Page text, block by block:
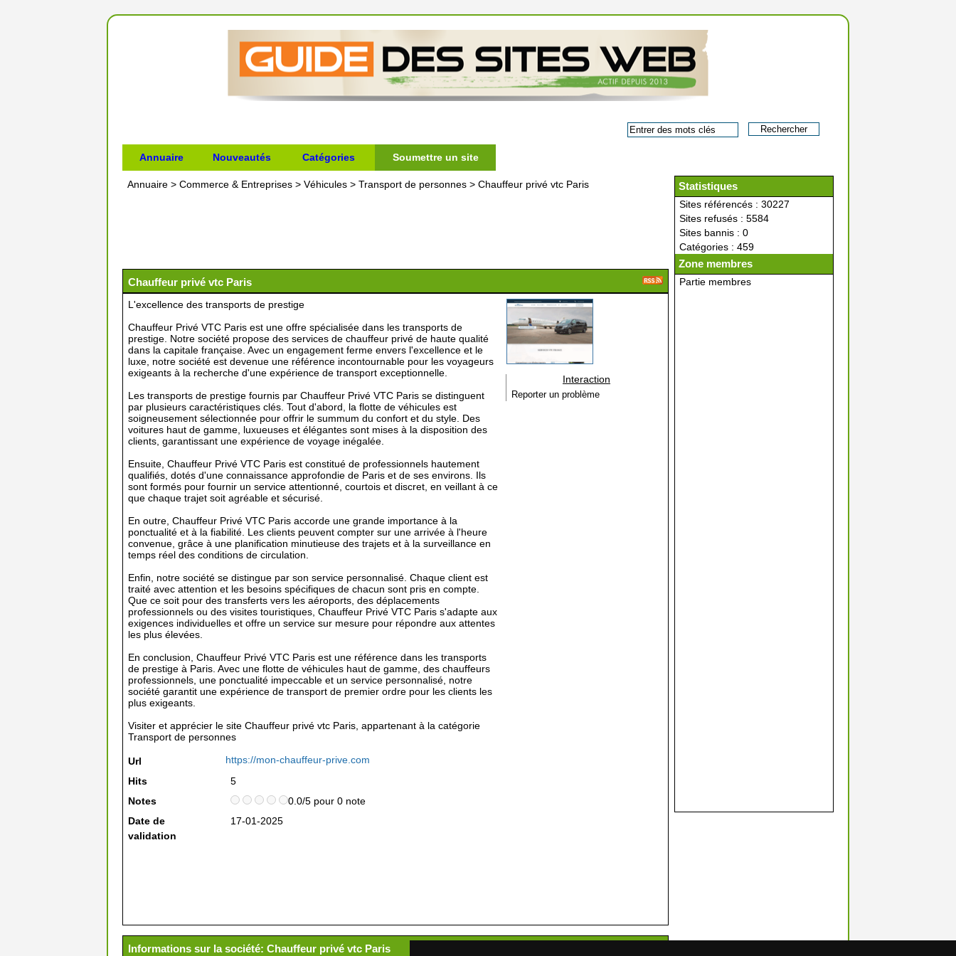
Annuaire Nouveautés Catégories Soumettre un site
Statistiques
Sites référencés : 30227
Sites refusés : 5584
Sites bannis : 0
Catégories : 459
Zone membres
Partie membres
Annuaire > Commerce & Entreprises > Véhicules > Transport de personnes > Chauffeur privé vtc Paris
Chauffeur privé vtc Paris
L'excellence des transports de prestige
Chauffeur Privé VTC Paris est une offre spécialisée dans les transports de
prestige. Notre société propose des services de chauffeur privé de haute qualité
dans la capitale française. Avec un engagement ferme envers l'excellence et le
luxe, notre société est devenue une référence incontournable pour les voyageurs
exigeants à la recherche d'une expérience de transport exceptionnelle.
Les transports de prestige fournis par Chauffeur Privé VTC Paris se distinguent
par plusieurs caractéristiques clés. Tout d'abord, la flotte de véhicules est
soigneusement sélectionnée pour offrir le summum du confort et du style. Des
voitures haut de gamme, luxueuses et élégantes sont mises à la disposition des
clients, garantissant une expérience de voyage inégalée.
Ensuite, Chauffeur Privé VTC Paris est constitué de professionnels hautement
qualifiés, dotés d'une connaissance approfondie de Paris et de ses environs. Ils
sont formés pour fournir un service attentionné, courtois et discret, en veillant à ce
que chaque trajet soit agréable et sécurisé.
En outre, Chauffeur Privé VTC Paris accorde une grande importance à la
ponctualité et à la fiabilité. Les clients peuvent compter sur une arrivée à l'heure
convenue, grâce à une planification minutieuse des trajets et à la surveillance en
temps réel des conditions de circulation.
Enfin, notre société se distingue par son service personnalisé. Chaque client est
traité avec attention et les besoins spécifiques de chacun sont pris en compte.
Que ce soit pour des transferts vers les aéroports, des déplacements
professionnels ou des visites touristiques, Chauffeur Privé VTC Paris s'adapte aux
exigences individuelles et offre un service sur mesure pour répondre aux attentes
les plus élevées.
En conclusion, Chauffeur Privé VTC Paris est une référence dans les transports
de prestige à Paris. Avec une flotte de véhicules haut de gamme, des chauffeurs
professionnels, une ponctualité impeccable et un service personnalisé, notre
société garantit une expérience de transport de premier ordre pour les clients les
plus exigeants.
Visiter et apprécier le site Chauffeur privé vtc Paris, appartenant à la catégorie
Transport de personnes
Url
https://mon-chauffeur-prive.com
Hits
5
Notes
0.0/5 pour 0 note
Date de
validation
17-01-2025
Interaction
Reporter un problème
Informations sur la société: Chauffeur privé vtc Paris